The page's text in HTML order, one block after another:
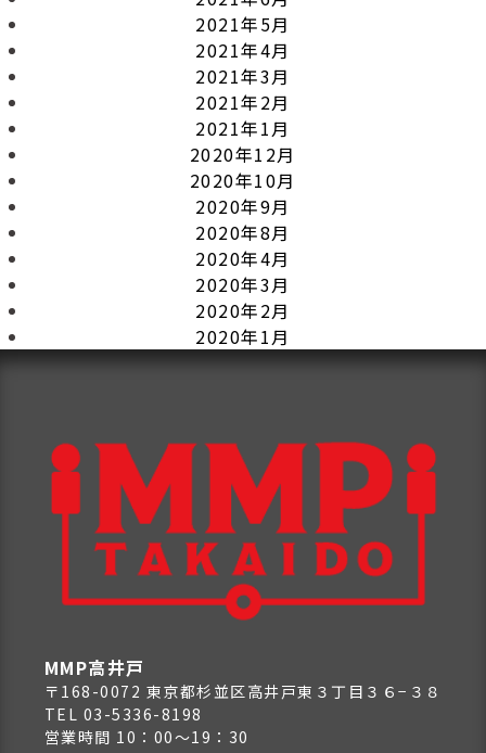
2021年5月
2021年4月
2021年3月
2021年2月
2021年1月
2020年12月
2020年10月
2020年9月
2020年8月
2020年4月
2020年3月
2020年2月
2020年1月
MMP高井戸
〒168-0072 東京都杉並区高井戸東３丁目３６−３８
TEL 03-5336-8198
営業時間 10：00～19：30